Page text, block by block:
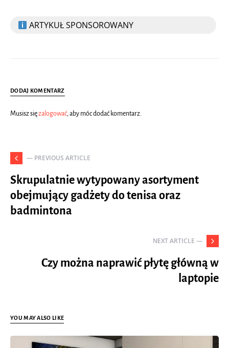
ARTYKUŁ SPONSOROWANY
DODAJ KOMENTARZ
Musisz sięzalogować, aby móc dodać komentarz.
— PREVIOUS ARTICLE
Skrupulatnie wytypowany asortyment
obejmujący gadżety do tenisa oraz
badmintona
NEXT ARTICLE —
Czy można naprawić płytę główną w
laptopie
YOU MAY ALSO LIKE